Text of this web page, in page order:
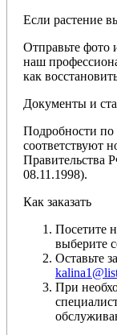
Если растение
Отправьте фото
наш
как
Документы и
Подробности по
соответствуют
Правительства
08.11.1998).
Как заказать
Посетите
выберите
Оставьте
При